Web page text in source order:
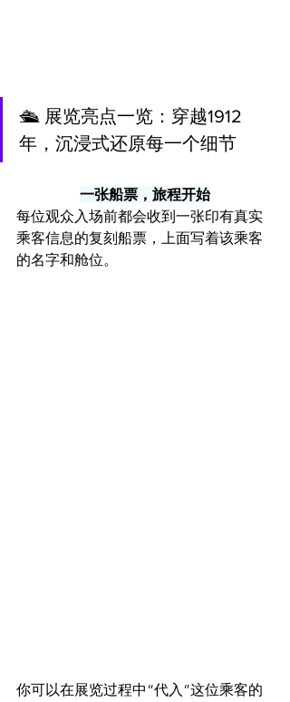
🛳️ 展览亮点一览：穿越1912
年，沉浸式还原每一个细节
一张船票，旅程开始
每位观众入场前都会收到一张印有真实
乘客信息的复刻船票，上面写着该乘客
的名字和舱位。
你可以在展览过程中“代入”这位乘客的